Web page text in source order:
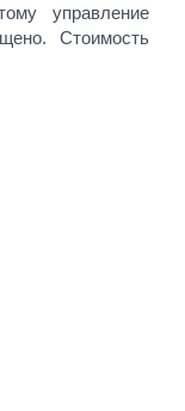
управление
Стоимость